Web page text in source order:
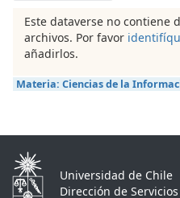
Este dataverse no contiene
archivos. Por favor
añadirlos.
Materia: Ciencias de la
Universidad de Chile
Dirección de